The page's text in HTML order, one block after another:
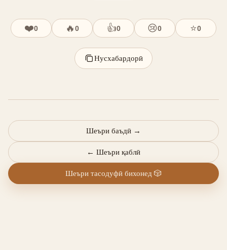
❤️0 🔥0 👍0 😢0 ⭐0
Нусхабардорӣ
← Шеъри қаблӣ
Шеъри баъдӣ →
Шеъри тасодуфӣ бихонед 🎲